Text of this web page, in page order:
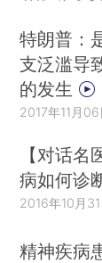
特朗普：
支泛滥导
的发生
2017年11月06
【对话
病如何诊
2016年10月31
精神疾病